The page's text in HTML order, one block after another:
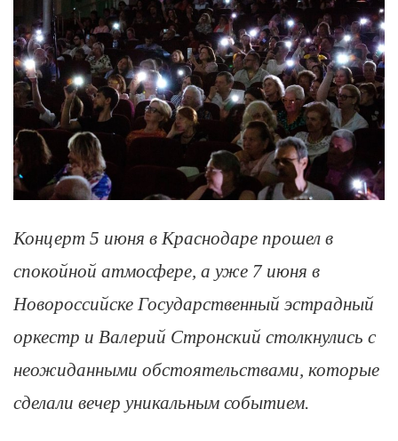
Концерт 5 июня в Краснодаре прошел в
спокойной атмосфере, а уже 7 июня в
Новороссийске Государственный эстрадный
оркестр и Валерий Стронский столкнулись с
неожиданными обстоятельствами, которые
сделали вечер уникальным событием.